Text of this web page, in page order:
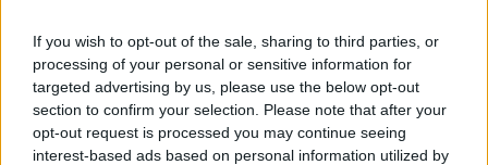
If you wish to opt-out of the sale, sharing to third parties, or
processing of your personal or sensitive information for
targeted advertising by us, please use the below opt-out
section to confirm your selection. Please note that after your
opt-out request is processed you may continue seeing
interest-based ads based on personal information utilized by